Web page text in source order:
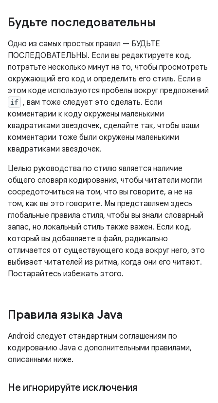
Будьте последовательны
Одно из самых простых правил — БУДЬТЕ
ПОСЛЕДОВАТЕЛЬНЫ. Если вы редактируете код,
потратьте несколько минут на то, чтобы просмотреть
окружающий его код и определить его стиль. Если в
этом коде используются пробелы вокруг предложений
if , вам тоже следует это сделать. Если
комментарии к коду окружены маленькими
квадратиками звездочек, сделайте так, чтобы ваши
комментарии тоже были окружены маленькими
квадратиками звездочек.
Целью руководства по стилю является наличие
общего словаря кодирования, чтобы читатели могли
сосредоточиться на том, что вы говорите, а не на
том, как вы это говорите. Мы представляем здесь
глобальные правила стиля, чтобы вы знали словарный
запас, но локальный стиль также важен. Если код,
который вы добавляете в файл, радикально
отличается от существующего кода вокруг него, это
выбивает читателей из ритма, когда они его читают.
Постарайтесь избежать этого.
Правила языка Java
Android следует стандартным соглашениям по
кодированию Java с дополнительными правилами,
описанными ниже.
Не игнорируйте исключения